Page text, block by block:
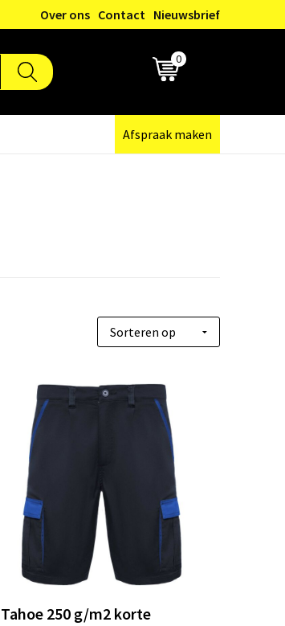
Over ons Contact Nieuwsbrief
0
Afspraak maken
Tahoe 250 g/m2 korte